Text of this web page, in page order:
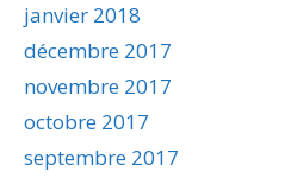
janvier 2018
décembre 2017
novembre 2017
octobre 2017
septembre 2017